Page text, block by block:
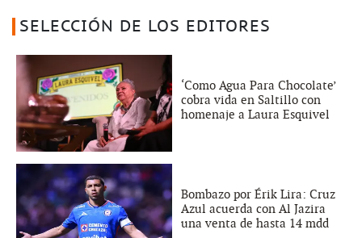
SELECCIÓN DE LOS EDITORES
‘Como Agua Para Chocolate’
cobra vida en Saltillo con
homenaje a Laura Esquivel
Bombazo por Érik Lira: Cruz
Azul acuerda con Al Jazira
una venta de hasta 14 mdd